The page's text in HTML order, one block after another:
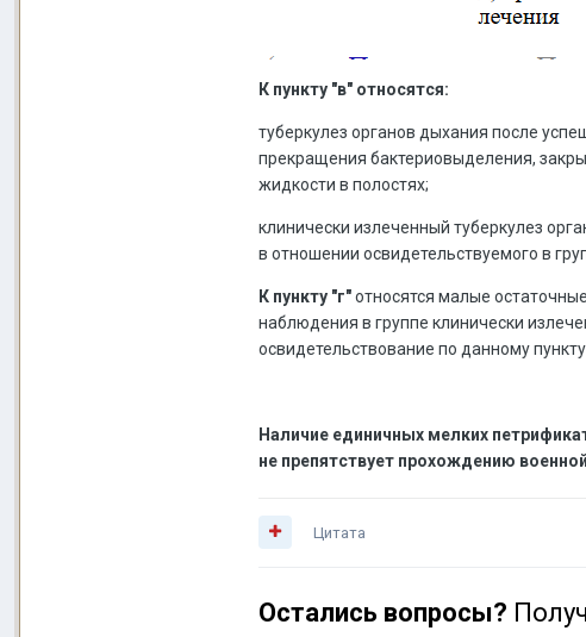
К пункту "в" относятся:
туберкулез органов дыхания после
прекращения бактериовыделения,
жидкости в полостях;
клинически излеченный туберкулез
в отношении освидетельствуемого в
К пункту "г"относятся малые
наблюдения в группе клинически
освидетельствование по данному
Наличие единичных мелких
не препятствует прохождению
Цитата
Остались вопросы?